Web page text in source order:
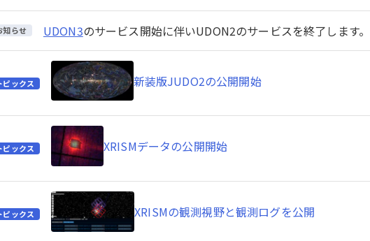
知らせ UDON3のサービス開始に伴いUDON2のサービスを終了します
ピックス 新装版JUDO2の公開開始
ピックス XRISMデータの公開開始
ピックス XRISMの観測視野と観測ログを公開